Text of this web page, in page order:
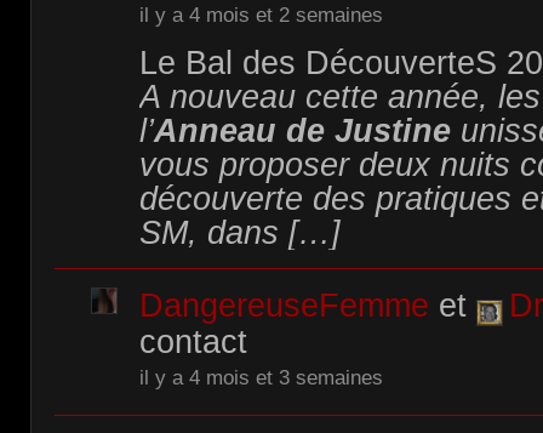
il y a 4 mois et 2 semaines
Le Bal des DécouverteS
A nouveau cette année,
l’Anneau de Justine
vous proposer deux nuits
découverte des pratiques
SM, dans […]
DangereuseFemme et
contact
il y a 4 mois et 3 semaines